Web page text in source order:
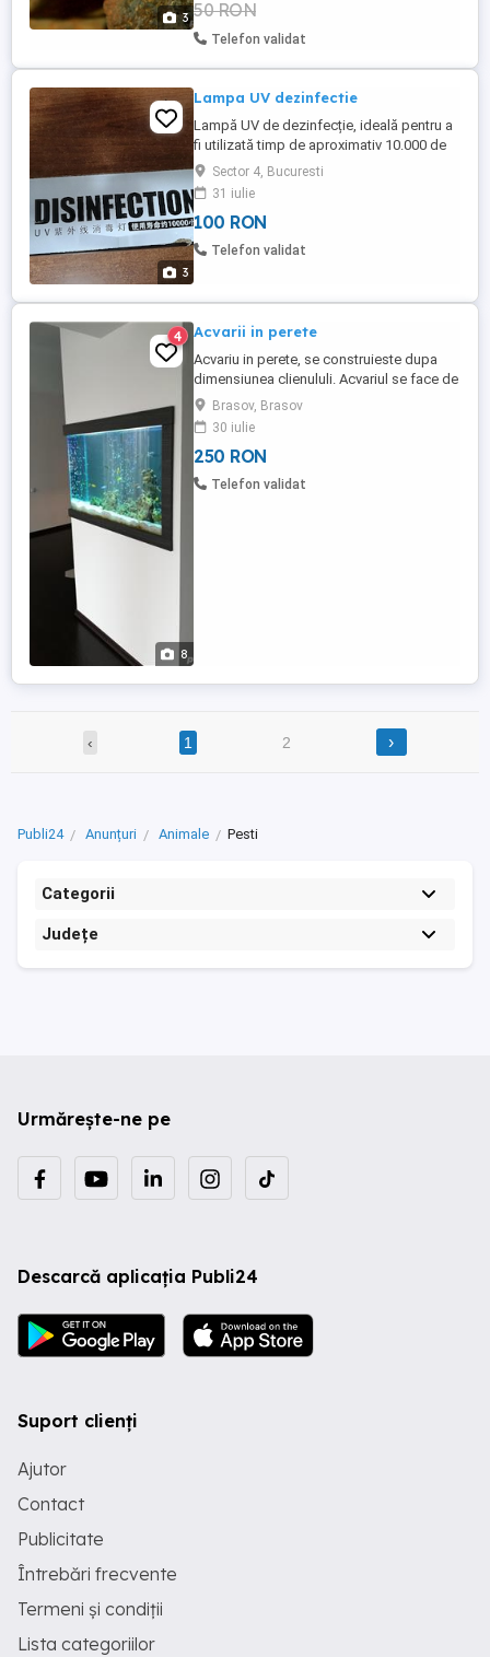
3
funcție de dimensiunea peștilor.: - 2-3 cm -
15 ...
50 RON
Telefon validat
3
Lampa UV dezinfectie
Lampă UV de dezinfecție, ideală pentru a
fi utilizată timp de aproximativ 10.000 de
ore. Aceasta poate fi folosită pentru a
dezinfecta și steriliza diverse
suprafețe.Alimentare USB 5 V 2A
Sector 4, Bucuresti
31 iulie
100 RON
Telefon validat
8
4 Acvarii in perete
Acvariu in perete, se construieste dupa
dimensiunea clienululi. Acvariul se face de
la A la Z (acvariu, nisip, sisteme de filtrare,
sistem de iluminat automat, hranitor
automat pentru pesti,pesti, etc). Toata
aparatura cu care se echipeaza acvariul
este de cea mai buna calitate si ajuta la
Brasov, Brasov
30 iulie
250 RON
Telefon validat
‹ 1 2 ›
Publi24 Anunțuri Animale Pesti
Categorii
Județe
Urmărește-ne pe
Descarcă aplicația Publi24
Suport clienți
Ajutor
Contact
Publicitate
Întrebări frecvente
Termeni și condiții
Lista categoriilor